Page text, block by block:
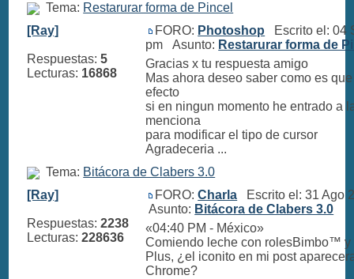
Tema: Restarurar forma de Pincel
[Ray]
Respuestas:5
Lecturas: 16868
FORO: Photoshop Escrito el: 04
pm Asunto: Restarurar forma de
Gracias x tu respuesta amigo
Mas ahora deseo saber como es
efecto
si en ningun momento he entrado a
menciona
para modificar el tipo de cursor
Agradeceria ...
Tema: Bitácora de Clabers 3.0
[Ray]
Respuestas:2238
Lecturas:228636
FORO:Charla Escrito el: 31 Ago
Asunto: Bitácora de Clabers 3.0
«04:40 PM - México»
Comiendo leche con rolesBimbo™ y
Plus, ¿el iconito en mi post
Chrome?